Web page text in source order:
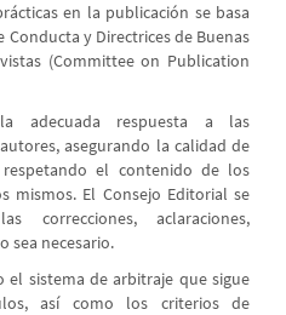
en la publicación se basa
y Directrices de Buenas
(Committee on Publication
adecuada respuesta a las
asegurando la calidad de
el contenido de los
mismos. El Consejo Editorial se
correcciones, aclaraciones,
sea necesario.
el sistema de arbitraje que sigue
así como los criterios de